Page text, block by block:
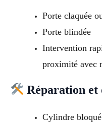
Porte claquée
Porte blindée
Intervention
proximité avec
Réparation et
Cylindre